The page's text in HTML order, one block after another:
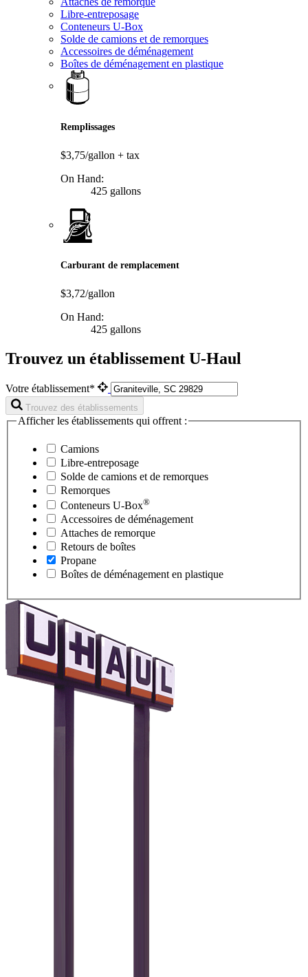
Libre-entreposage
Conteneurs U-Box
Solde de camions et de remorques
Accessoires de déménagement
Boîtes de déménagement en plastique
Remplissages
$3,75/gallon + tax
On Hand:
425 gallons
Carburant de remplacement
$3,72/gallon
On Hand:
425 gallons
Trouvez un établissement U-Haul
Votre établissement*
Trouvez des établissements
Afficher les établissements qui offrent :
Camions
Libre-entreposage
Solde de camions et de remorques
Remorques
Conteneurs U-Box®
Accessoires de déménagement
Attaches de remorque
Retours de boîtes
Propane
Boîtes de déménagement en plastique